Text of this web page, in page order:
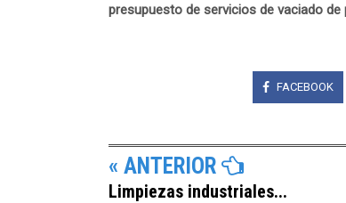
presupuesto de servicios de vaciado de
FACEBOOK
« ANTERIOR
Limpiezas industriales...